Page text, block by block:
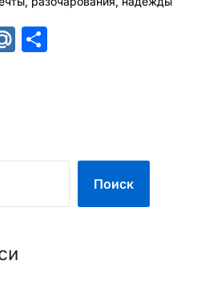
Mail.Ru
Поиск